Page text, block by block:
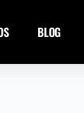
BLOG